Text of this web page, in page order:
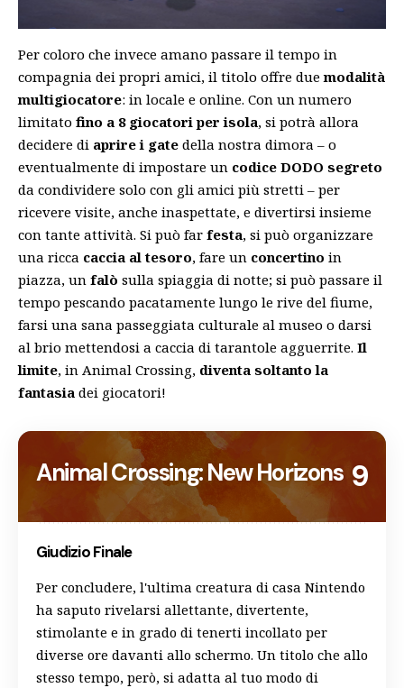
Per coloro che invece amano passare il tempo in
compagnia dei propri amici, il titolo offre duemodalità
multigiocatore: in locale e online. Con un numero
limitato fino a 8 giocatori per isola, si potrà allora
decidere di aprire i gate della nostra dimora – o
eventualmente di impostare un codice DODO segreto
da condividere solo con gli amici più stretti – per
ricevere visite, anche inaspettate, e divertirsi insieme
con tante attività. Si può far festa, si può organizzare
una ricca caccia al tesoro, fare un concertino in
piazza, un falò sulla spiaggia di notte; si può passare il
tempo pescando pacatamente lungo le rive del fiume,
farsi una sana passeggiata culturale al museo o darsi
al brio mettendosi a caccia di tarantole agguerrite. Il
limite, in Animal Crossing, diventa soltanto la
fantasia dei giocatori!
Animal Crossing: New Horizons 9
Giudizio Finale
Per concludere, l'ultima creatura di casa Nintendo
ha saputo rivelarsi allettante, divertente,
stimolante e in grado di tenerti incollato per
diverse ore davanti allo schermo. Un titolo che allo
stesso tempo, però, si adatta al tuo modo di